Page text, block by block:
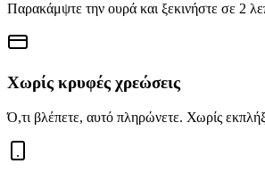
Παρακάμψτε την ουρά και ξεκινήστε σε 2
Χωρίς κρυφές χρεώσεις
Ό,τι βλέπετε, αυτό πληρώνετε. Χωρίς